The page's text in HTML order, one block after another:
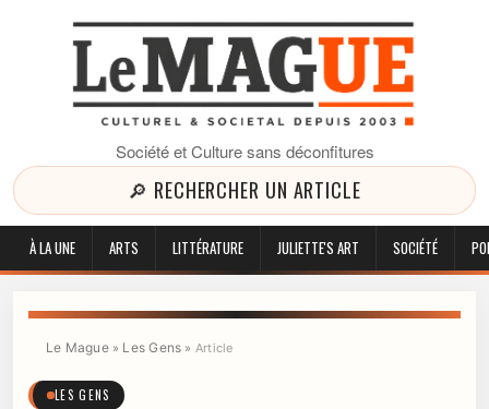
Société et Culture sans déconfitures
🔎 RECHERCHER UN ARTICLE
À LA UNE ARTS LITTÉRATURE JULIETTE'S ART SOCIÉTÉ
Le Mague» Les Gens » Article
LES GENS